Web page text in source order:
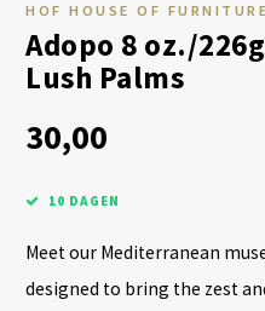
HOF HOUSE OF FURNITURE
Adopo 8 oz./
Lush Palms
30,00
10 DAGEN
Meet our Mediterranean
designed to bring the zest